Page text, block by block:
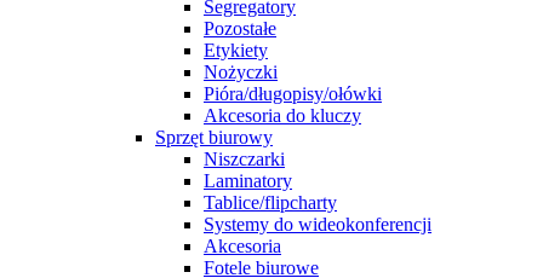
Segregatory
Pozostałe
Etykiety
Nożyczki
Pióra/długopisy/ołówki
Akcesoria do kluczy
Sprzęt biurowy
Niszczarki
Laminatory
Tablice/flipcharty
Systemy do wideokonferencji
Akcesoria
Fotele biurowe